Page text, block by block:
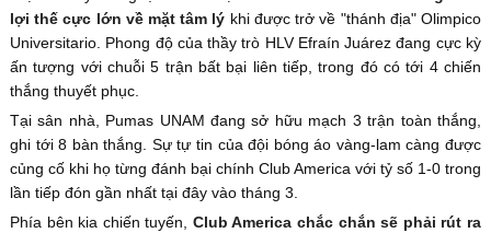
lợi thế cực lớn về mặt tâm lý khi được trở về "thánh địa" Olimpico
Universitario. Phong độ của thầy trò HLV Efraín Juárez đang cực kỳ
ấn tượng với chuỗi 5 trận bất bại liên tiếp, trong đó có tới 4 chiến
thắng thuyết phục.
Tại sân nhà, Pumas UNAM đang sở hữu mạch 3 trận toàn thắng,
ghi tới 8 bàn thắng. Sự tự tin của đội bóng áo vàng-lam càng được
củng cố khi họ từng đánh bại chính Club America với tỷ số 1-0 trong
lần tiếp đón gần nhất tại đây vào tháng 3.
Phía bên kia chiến tuyến, Club America chắc chắn sẽ phải rút ra